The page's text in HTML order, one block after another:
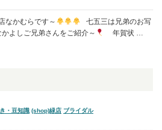
なかむらです～
七五三は兄弟のお写
よしご兄弟さんをご紹介～ 年賀状 …
・豆知識 (shop)緑店 ブライダル